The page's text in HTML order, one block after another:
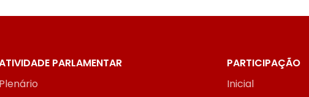
PARLAMENTAR
Plenário
PARTICIPAÇÃO
Inicial